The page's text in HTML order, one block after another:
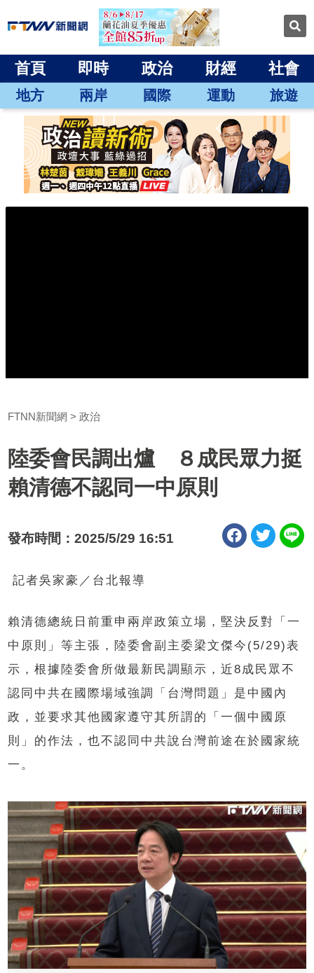
首頁 即時 政治 財經 社會
地方 兩岸 國際 運動 旅遊
FTNN新聞網 政治
陸委會民調出爐 ８成民眾力挺
賴清德不認同一中原則
發布時間：2025/5/29 16:51
記者吳家豪／台北報導
賴清德總統日前重申兩岸政策立場，堅決反對「一
中原則」等主張，陸委會副主委梁文傑今(5/29)表
示，根據陸委會所做最新民調顯示，近8成民眾不
認同中共在國際場域強調「台灣問題」是中國內
政，並要求其他國家遵守其所謂的「一個中國原
則」的作法，也不認同中共說台灣前途在於國家統
一。